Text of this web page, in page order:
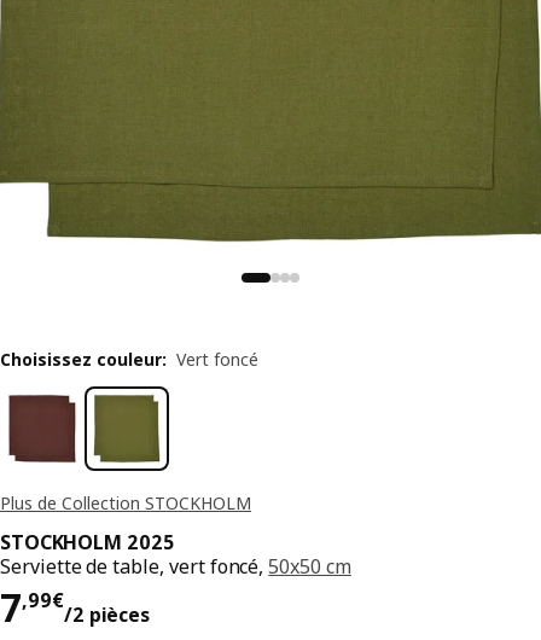
Plus de Collection STOCKHOLM
STOCKHOLM 2025
Serviette de table, vert foncé,50x50 cm
7,99€
/2 pièces
Prix 7,99€/2 pièces
Choisissez couleur: Vert foncé